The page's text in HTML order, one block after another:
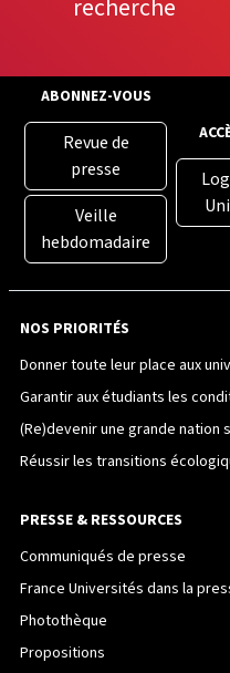
recherche
ABONNEZ-VOUS
Revue de
presse
Veille
hebdomadaire
NOS PRIORITÉS
Donner toute leur place aux
Garantir aux étudiants les
(Re)devenir une grande
Réussir les transitions
PRESSE & RESSOURCES
Communiqués de presse
France Universités dans la
Photothèque
Propositions